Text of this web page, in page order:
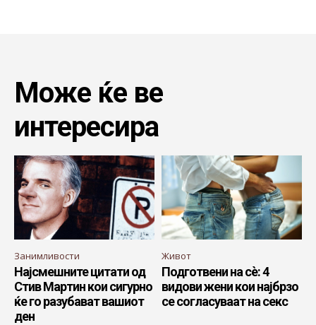
Може ќе ве
интересира
Занимливости
Најсмешните цитати од
Стив Мартин кои сигурно
ќе го разубават вашиот
ден
Живот
Подготвени на сè: 4
видови жени кои најбрзо
се согласуваат на секс